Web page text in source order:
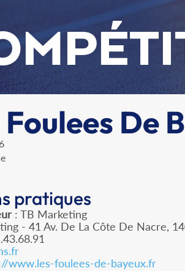
De
pratiques
: TB Marketing
- 41 Av. De La Côte De Nacre,
www.les-foulees-de-bayeux.fr